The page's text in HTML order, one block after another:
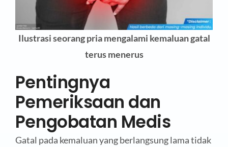
Ilustrasi seorang pria mengalami kemaluan gatal
terus menerus
Pentingnya
Pemeriksaan dan
Pengobatan Medis
Gatal pada kemaluan yang berlangsung lama tidak